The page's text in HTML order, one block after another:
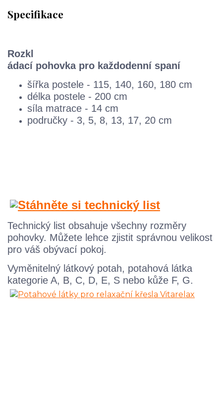
Specifikace
Rozkl
ádací pohovka pro každodenní spaní
šířka postele - 115, 140, 160, 180 cm
délka postele - 200 cm
síla matrace - 14 cm
područky - 3, 5, 8, 13, 17, 20 cm
Technický list obsahuje všechny rozměry
pohovky. Můžete lehce zjistit správnou velikost
pro váš obývací pokoj.
Vyměnitelný látkový potah, potahová látka
kategorie A, B, C, D, E, S nebo kůže F, G.